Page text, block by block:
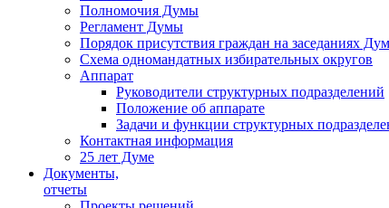
Полномочия Думы
Регламент Думы
Порядок присутствия граждан на заседаниях
Схема одномандатных избирательных округов
Аппарат
Руководители структурных подразделений
Положение об аппарате
Задачи и функции структурных
Контактная информация
25 лет Думе
Документы,
отчеты